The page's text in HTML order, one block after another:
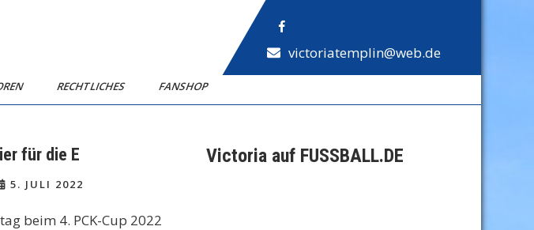
victoriatemplin@web.de
RECHTLICHES FANSHOP
für die E
5. JULI 2022
beim 4. PCK-Cup 2022
Victoria auf FUSSBALL.DE